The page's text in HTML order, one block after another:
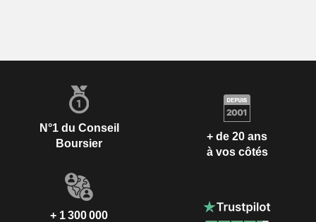
N°1 du Conseil
Boursier
+ de 20 ans
à vos côtés
+ 1 300 000